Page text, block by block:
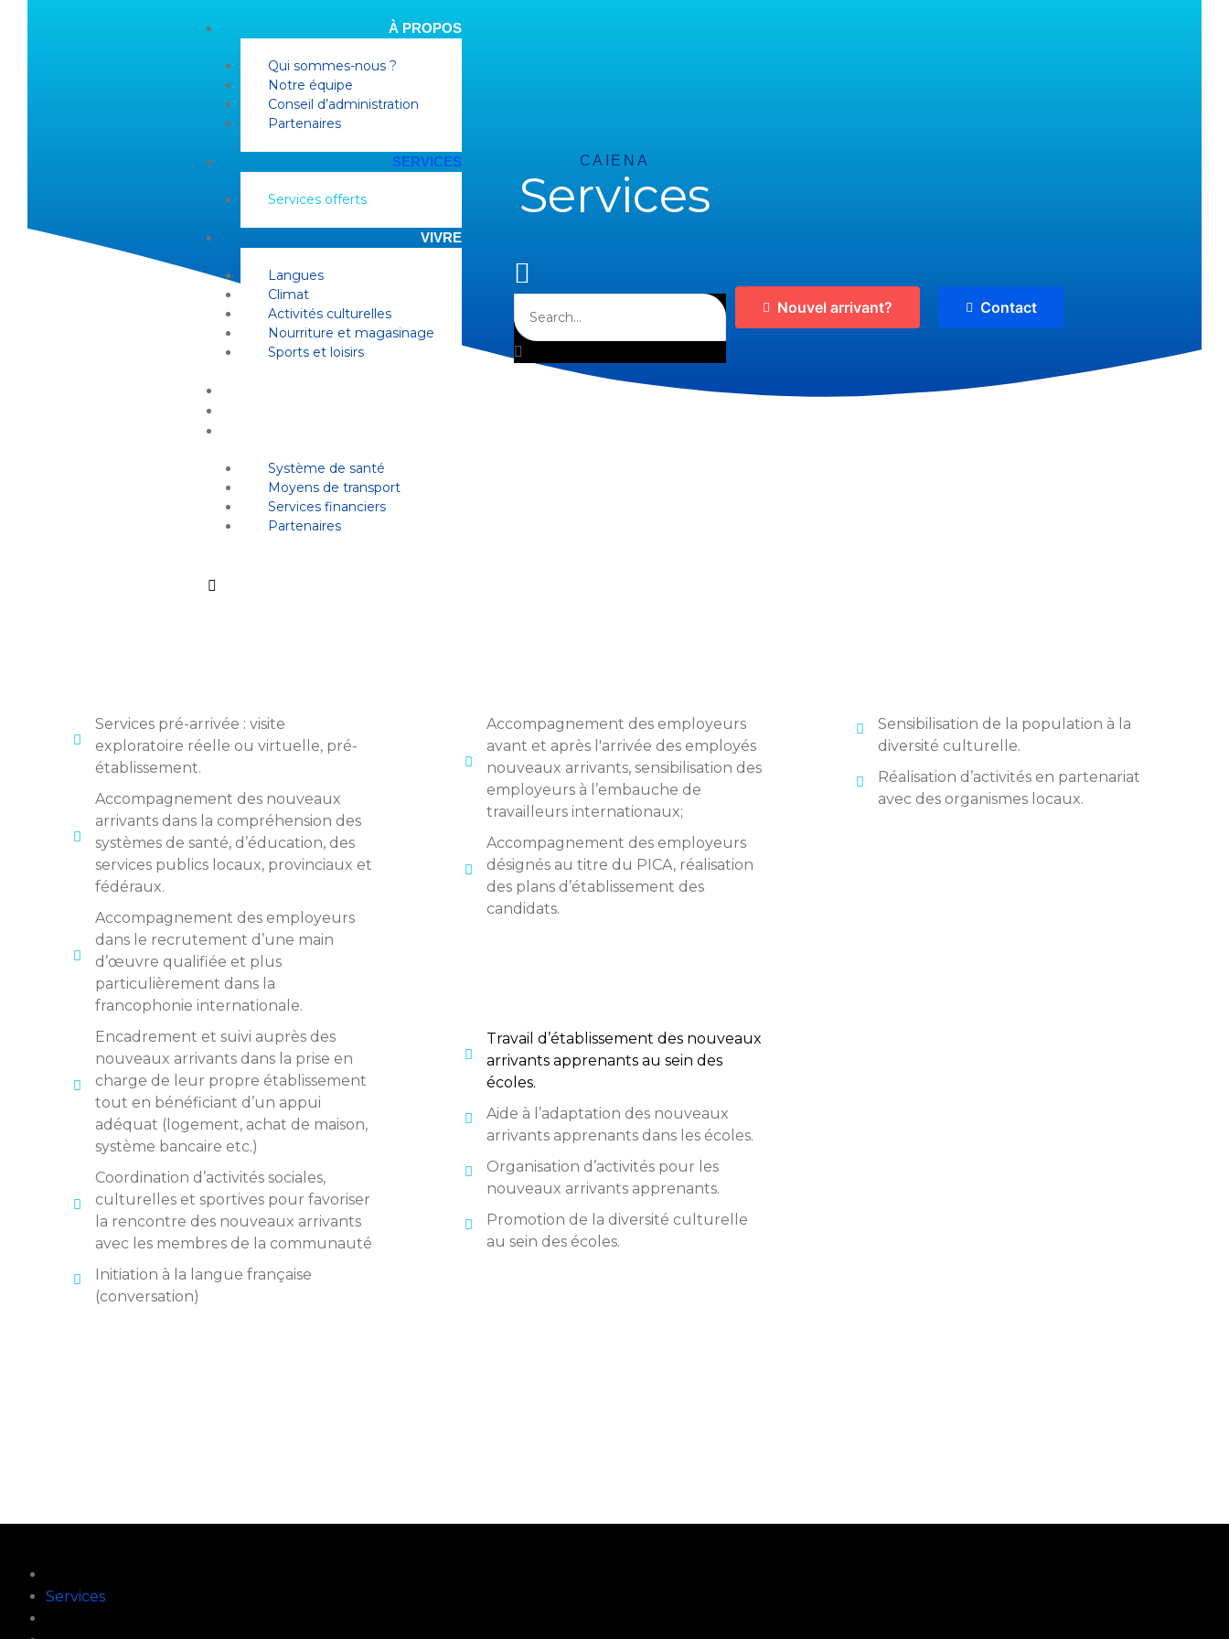
À PROPOS
Qui sommes-nous ?
Notre équipe
Conseil d’administration
Partenaires
SERVICES
Services offerts
VIVRE
Langues
Climat
Activités culturelles
Nourriture et magasinage
Sports et loisirs
Système de santé
Moyens de transport
Services financiers
Partenaires
Nouvel arrivant? Contact
CAIENA
Services
Services pré-arrivée : visite
exploratoire réelle ou virtuelle, pré-
établissement.
Accompagnement des nouveaux
arrivants dans la compréhension des
systèmes de santé, d’éducation, des
services publics locaux, provinciaux et
fédéraux.
Accompagnement des employeurs
dans le recrutement d’une main
d’œuvre qualifiée et plus
particulièrement dans la
francophonie internationale.
Encadrement et suivi auprès des
nouveaux arrivants dans la prise en
charge de leur propre établissement
tout en bénéficiant d’un appui
adéquat (logement, achat de maison,
système bancaire etc.)
Coordination d’activités sociales,
culturelles et sportives pour favoriser
la rencontre des nouveaux arrivants
avec les membres de la communauté
Initiation à la langue française
(conversation)
Accompagnement des employeurs
avant et après l'arrivée des employés
nouveaux arrivants, sensibilisation des
employeurs à l’embauche de
travailleurs internationaux;
Accompagnement des employeurs
désignés au titre du PICA, réalisation
des plans d’établissement des
candidats.
Travail d’établissement des nouveaux
arrivants apprenants au sein des
écoles.
Aide à l’adaptation des nouveaux
arrivants apprenants dans les écoles.
Organisation d’activités pour les
nouveaux arrivants apprenants.
Promotion de la diversité culturelle
au sein des écoles.
Sensibilisation de la population à la
diversité culturelle.
Réalisation d’activités en partenariat
avec des organismes locaux.
Services